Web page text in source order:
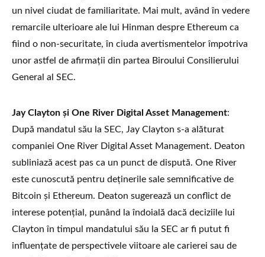
un nivel ciudat de familiaritate. Mai mult, având în vedere
remarcile ulterioare ale lui Hinman despre Ethereum ca
fiind o non-securitate, în ciuda avertismentelor împotriva
unor astfel de afirmații din partea Biroului Consilierului
General al SEC.
Jay Clayton și One River Digital Asset Management:
După mandatul său la SEC, Jay Clayton s-a alăturat
companiei One River Digital Asset Management. Deaton
subliniază acest pas ca un punct de dispută. One River
este cunoscută pentru deținerile sale semnificative de
Bitcoin și Ethereum. Deaton sugerează un conflict de
interese potențial, punând la îndoială dacă deciziile lui
Clayton în timpul mandatului său la SEC ar fi putut fi
influențate de perspectivele viitoare ale carierei sau de